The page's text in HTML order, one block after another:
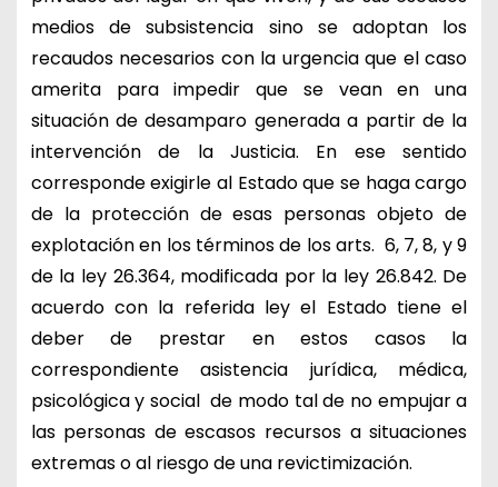
medios de subsistencia sino se adoptan los
recaudos necesarios con la urgencia que el caso
amerita para impedir que se vean en una
situación de desamparo generada a partir de la
intervención de la Justicia. En ese sentido
corresponde exigirle al Estado que se haga cargo
de la protección de esas personas objeto de
explotación en los términos de los arts. 6, 7, 8, y 9
de la ley 26.364, modificada por la ley 26.842. De
acuerdo con la referida ley el Estado tiene el
deber de prestar en estos casos la
correspondiente asistencia jurídica, médica,
psicológica y social de modo tal de no empujar a
las personas de escasos recursos a situaciones
extremas o al riesgo de una revictimización.